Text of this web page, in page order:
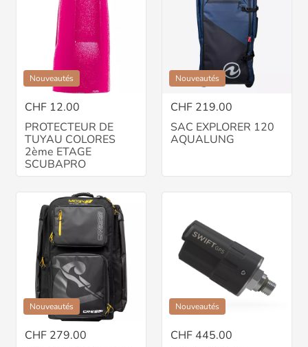
Nouveautés
CHF 12.00
PROTECTEUR DE
TUYAU COLORES
2ème ETAGE
SCUBAPRO
Nouveautés
CHF 219.00
SAC EXPLORER 120
AQUALUNG
Nouveautés
CHF 279.00
Nouveautés
CHF 445.00